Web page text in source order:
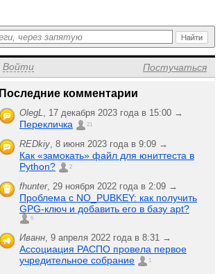
Войти Постучаться
Последние комментарии
OlegL, 17 декабря 2023 года в 15:00 →
Перекличка 21
REDkiy, 8 июня 2023 года в 9:09 →
Как «замокать» файл для юниттеста в
Python?
2
fhunter, 29 ноября 2022 года в 2:09 →
Проблема с NO_PUBKEY: как получить
GPG-ключ и добавить его в базу apt?
6
Иванн, 9 апреля 2022 года в 8:31 →
Ассоциация РАСПО провела первое
учредительное собрание
1